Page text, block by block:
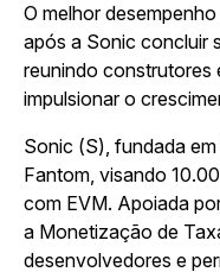
O melhor
após a Sonic concluir
reunindo construtores
impulsionar o
Sonic (S), fundada
Fantom, visando
com EVM. Apoiada
a Monetização de
desenvolvedores e